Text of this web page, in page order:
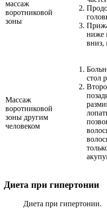
массаж
воротниковой
зоны
ниже
Массаж
воротниковой
зоны другим
человеком
стол
Диета при гипертонии
Диета при гипертонии.